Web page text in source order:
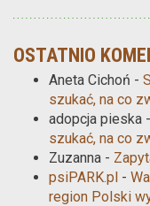
OSTATNIO
Aneta Cichoń -
szukać, na co
adopcja pieska -
szukać, na co
Zuzanna -
psiPARK.pl -
region Polski